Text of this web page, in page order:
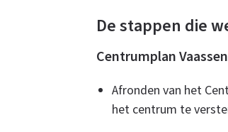
De stappen die
Centrumplan Vaassen
Afronden van het
het centrum te